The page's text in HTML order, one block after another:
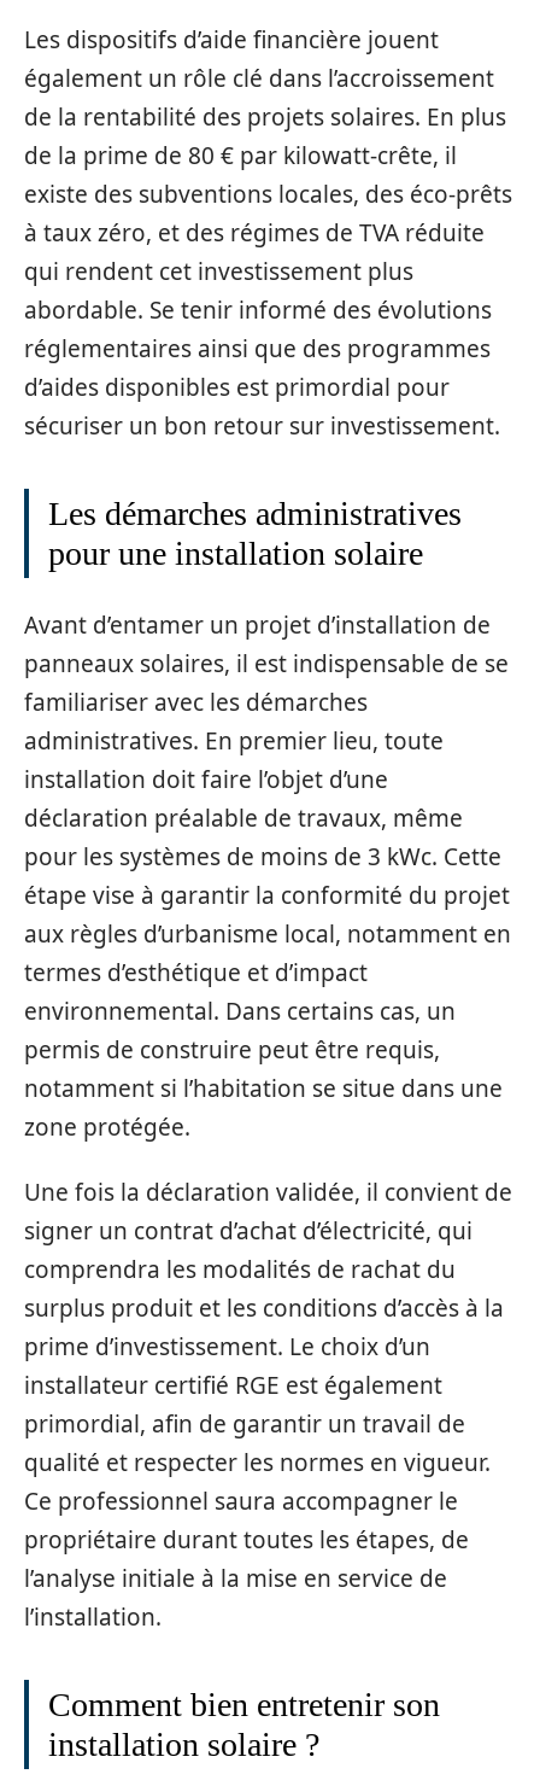
Les dispositifs d’aide financière jouent
également un rôle clé dans l’accroissement
de la rentabilité des projets solaires. En plus
de la prime de 80 € par kilowatt-crête, il
existe des subventions locales, des éco-prêts
à taux zéro, et des régimes de TVA réduite
qui rendent cet investissement plus
abordable. Se tenir informé des évolutions
réglementaires ainsi que des programmes
d’aides disponibles est primordial pour
sécuriser un bon retour sur investissement.
Les démarches administratives
pour une installation solaire
Avant d’entamer un projet d’installation de
panneaux solaires, il est indispensable de se
familiariser avec les démarches
administratives. En premier lieu, toute
installation doit faire l’objet d’une
déclaration préalable de travaux, même
pour les systèmes de moins de 3 kWc. Cette
étape vise à garantir la conformité du projet
aux règles d’urbanisme local, notamment en
termes d’esthétique et d’impact
environnemental. Dans certains cas, un
permis de construire peut être requis,
notamment si l’habitation se situe dans une
zone protégée.
Une fois la déclaration validée, il convient de
signer un contrat d’achat d’électricité, qui
comprendra les modalités de rachat du
surplus produit et les conditions d’accès à la
prime d’investissement. Le choix d’un
installateur certifié RGE est également
primordial, afin de garantir un travail de
qualité et respecter les normes en vigueur.
Ce professionnel saura accompagner le
propriétaire durant toutes les étapes, de
l’analyse initiale à la mise en service de
l’installation.
Comment bien entretenir son
installation solaire ?